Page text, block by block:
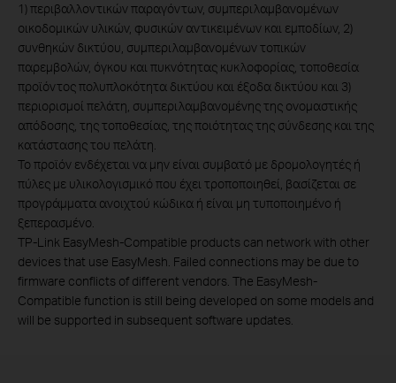
1) περιβαλλοντικών παραγόντων, συμπεριλαμβανομένων
οικοδομικών υλικών, φυσικών αντικειμένων και εμποδίων, 2)
συνθηκών δικτύου, συμπεριλαμβανομένων τοπικών
παρεμβολών, όγκου και πυκνότητας κυκλοφορίας, τοποθεσία
προϊόντος πολυπλοκότητα δικτύου και έξοδα δικτύου και 3)
περιορισμοί πελάτη, συμπεριλαμβανομένης της ονομαστικής
απόδοσης, της τοποθεσίας, της ποιότητας της σύνδεσης και της
κατάστασης του πελάτη.
Το προϊόν ενδέχεται να μην είναι συμβατό με δρομολογητές ή
πύλες με υλικολογισμικό που έχει τροποποιηθεί, βασίζεται σε
προγράμματα ανοιχτού κώδικα ή είναι μη τυποποιημένο ή
ξεπερασμένο.
TP-Link EasyMesh-Compatible products can network with other
devices that use EasyMesh. Failed connections may be due to
firmware conflicts of different vendors. The EasyMesh-
Compatible function is still being developed on some models and
will be supported in subsequent software updates.